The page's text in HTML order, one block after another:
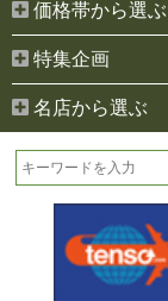
価格帯から選ぶ
特集企画
名店から選ぶ